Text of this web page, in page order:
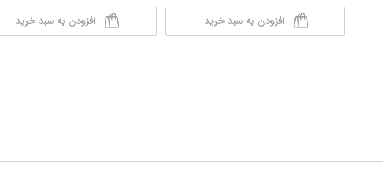
افزودن به سبد خرید افزودن به سبد خرید